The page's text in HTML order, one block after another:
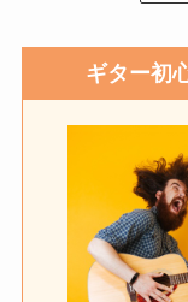
ギター初